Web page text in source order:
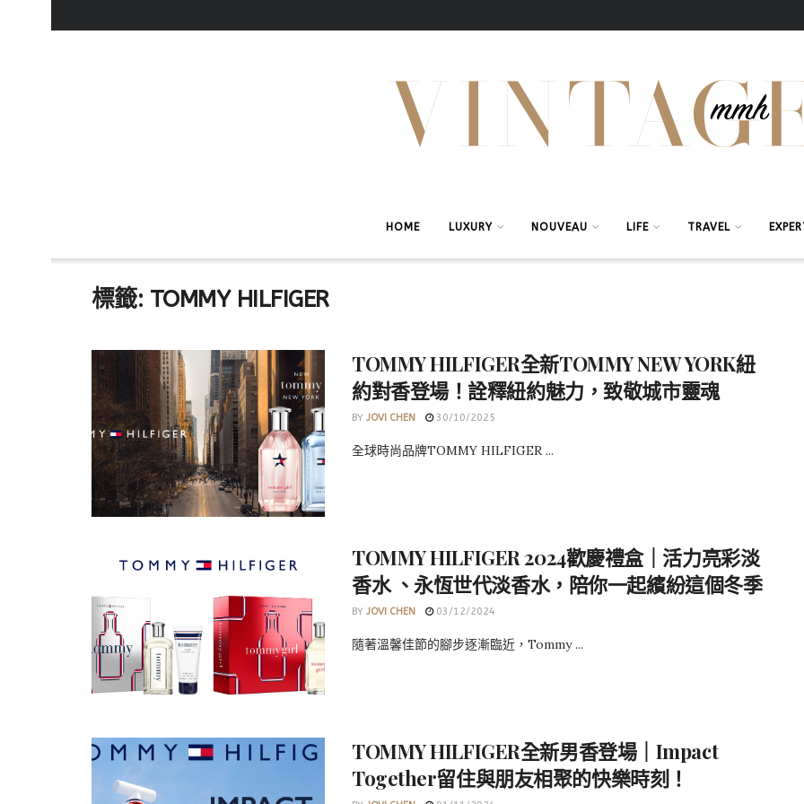
HOME LUXURY NOUVEAU LIFE TRAVEL
標籤: TOMMY HILFIGER
TOMMY HILFIGER全新TOMMY NEW YORK紐
約對香登場！詮釋紐約魅力，致敬城市靈魂
BY JOVI CHEN 30/10/2025
全球時尚品牌TOMMY HILFIGER ...
TOMMY HILFIGER 2024歡慶禮盒｜活力亮彩淡
香水 、永恆世代淡香水，陪你一起繽紛這個冬季
BY JOVI CHEN 03/12/2024
隨著溫馨佳節的腳步逐漸臨近，Tommy ...
TOMMY HILFIGER全新男香登場｜Impact
Together留住與朋友相聚的快樂時刻！